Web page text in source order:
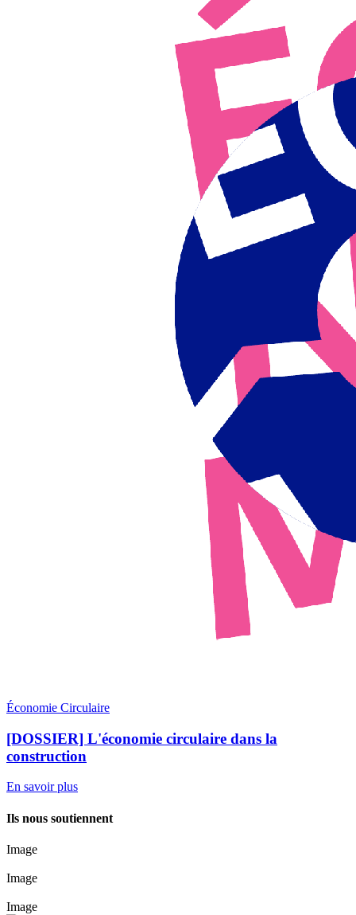
Économie Circulaire
[DOSSIER] L'économie circulaire dans la
construction
En savoir plus
Ils nous soutiennent
Image
Image
Image